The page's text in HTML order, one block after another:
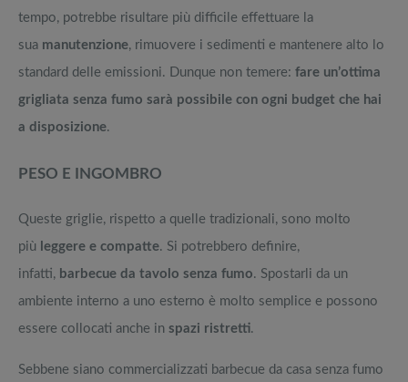
tempo, potrebbe risultare più difficile effettuare la
sua manutenzione, rimuovere i sedimenti e mantenere alto lo
standard delle emissioni. Dunque non temere: fare un’ottima
grigliata senza fumo sarà possibile con ogni budget che hai
a disposizione.
PESO E INGOMBRO
Queste griglie, rispetto a quelle tradizionali, sono molto
più leggere e compatte. Si potrebbero definire,
infatti, barbecue da tavolo senza fumo. Spostarli da un
ambiente interno a uno esterno è molto semplice e possono
essere collocati anche in spazi ristretti.
Sebbene siano commercializzati barbecue da casa senza fumo